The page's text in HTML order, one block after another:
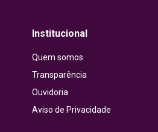
Institucional
Quem somos
Transparência
Ouvidoria
Aviso de Privacidade